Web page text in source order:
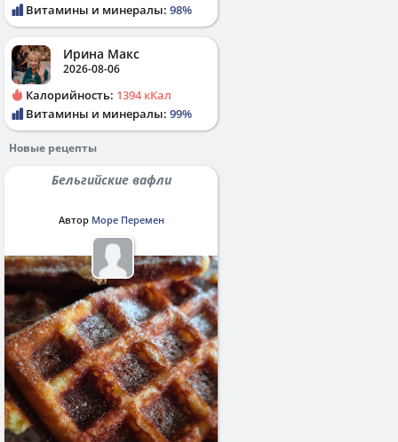
Витамины и минералы: 98%
Ирина Макс
2026-08-06
Калорийность: 1394 кКал
Витамины и минералы: 99%
Новые рецепты
Бельгийские вафли
Автор Море Перемен